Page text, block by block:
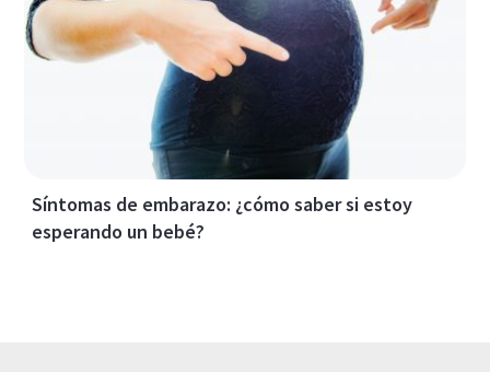
Síntomas de embarazo: ¿cómo saber si estoy
esperando un bebé?